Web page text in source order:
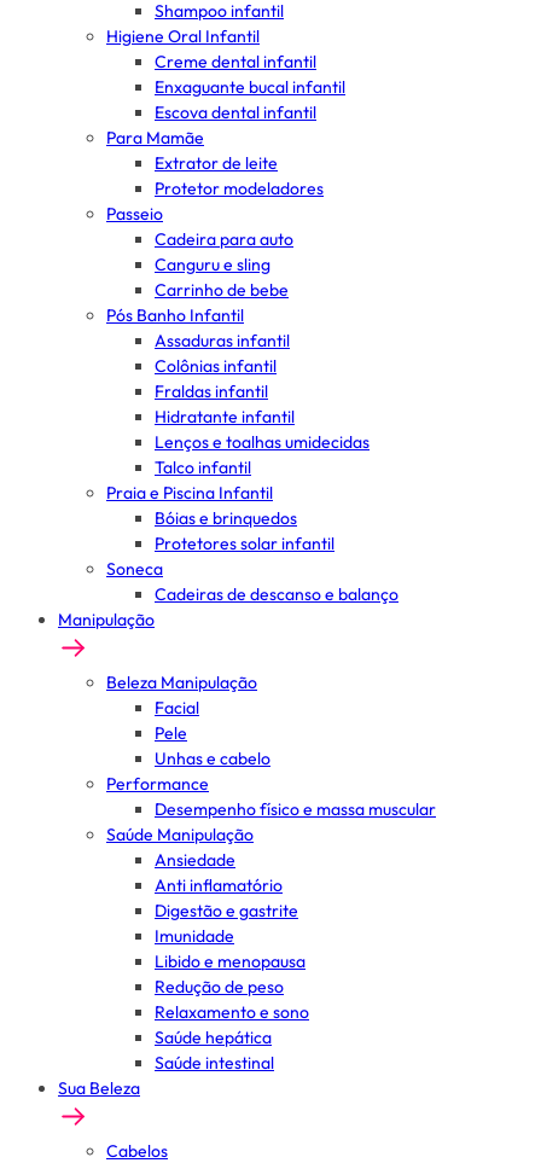
Shampoo infantil
Higiene Oral Infantil
Creme dental infantil
Enxaguante bucal infantil
Escova dental infantil
Para Mamãe
Extrator de leite
Protetor modeladores
Passeio
Cadeira para auto
Canguru e sling
Carrinho de bebe
Pós Banho Infantil
Assaduras infantil
Colônias infantil
Fraldas infantil
Hidratante infantil
Lenços e toalhas umidecidas
Talco infantil
Praia e Piscina Infantil
Bóias e brinquedos
Protetores solar infantil
Soneca
Cadeiras de descanso e balanço
Manipulação
Beleza Manipulação
Facial
Pele
Unhas e cabelo
Performance
Desempenho físico e massa muscular
Saúde Manipulação
Ansiedade
Anti inflamatório
Digestão e gastrite
Imunidade
Libido e menopausa
Redução de peso
Relaxamento e sono
Saúde hepática
Saúde intestinal
Sua Beleza
Cabelos